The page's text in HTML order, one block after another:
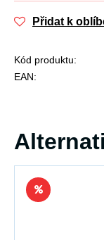
Přidat k
Kód produktu:
EAN: